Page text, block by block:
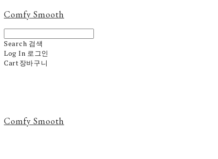
Comfy Smooth
Search 검색
Log In 로그인
Cart장바구니
Comfy Smooth